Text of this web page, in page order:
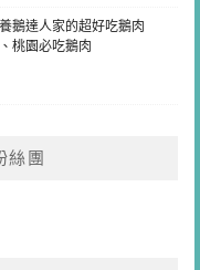
鵝達人家的超好吃鵝肉
桃園必吃鵝肉
絲團